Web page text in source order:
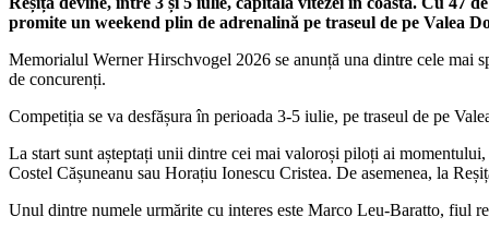
promite un weekend plin de adrenalină pe traseul de pe Valea
Memorialul Werner Hirschvogel 2026 se anunță una dintre cele mai
de concurenți.
Competiția se va desfășura în perioada 3-5 iulie, pe traseul de pe
La start sunt așteptați unii dintre cei mai valoroși piloți ai
Costel Cășuneanu sau Horațiu Ionescu Cristea. De asemenea, la
Unul dintre numele urmărite cu interes este Marco Leu-Baratto, fiul